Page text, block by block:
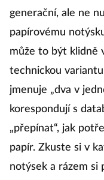
generační, ale ne
papírovému
může to být klidně
technickou
jmenuje „dva v
korespondují s
„přepínat“, jak
papír. Zkuste si v
notýsek a rázem si